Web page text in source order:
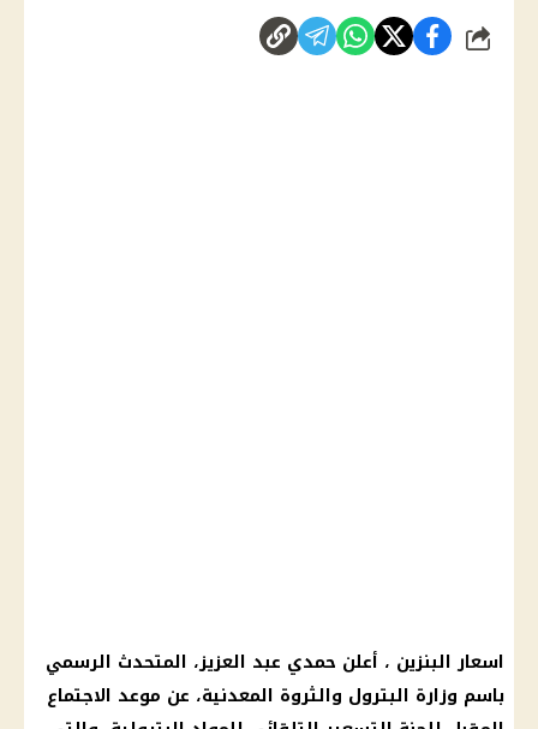
شارك
اسعار البنزين ، أعلن حمدي عبد العزيز، المتحدث الرسمي
باسم وزارة البترول والثروة المعدنية، عن موعد الاجتماع